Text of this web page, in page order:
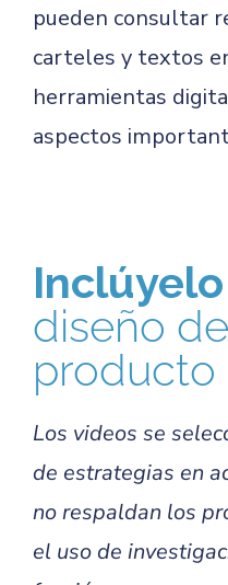
pueden consultar
carteles y textos
herramientas
aspectos
Inclúyelo
diseño
producto
Los videos se
de estrategias en
no respaldan los
el uso de